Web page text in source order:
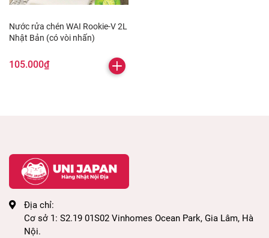
Nước rửa chén WAI Rookie-V 2L
Nhật Bản (có vòi nhấn)
105.000₫
Địa chỉ:
Cơ sở 1: S2.19 01S02 Vinhomes Ocean Park, Gia Lâm, Hà
Nội.